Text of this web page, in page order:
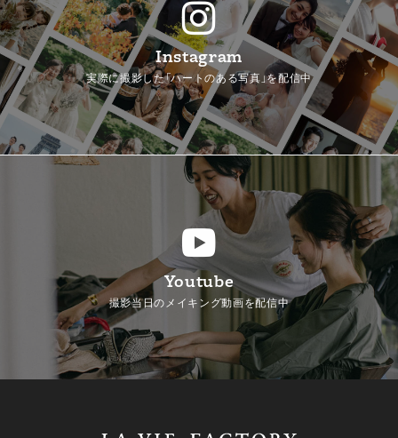
Instagram
実際に撮影した「ハートのある写真」を配信中
Youtube
撮影当日のメイキング動画を配信中